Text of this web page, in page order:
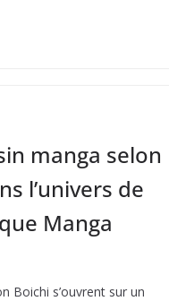
manga selon
l’univers de
Manga
Boichi s’ouvrent sur un